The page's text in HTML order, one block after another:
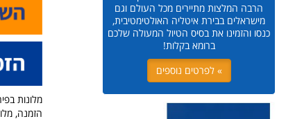
הרבה המלצות מתיירים מכל העולם וגם
מישראלים בבירת איטליה האולטימטיבית,
כנסו והזמינו את בסיס הטיול המעולה שלכם
ברומא בקלות!
» לפרטים נוספים
מלונות